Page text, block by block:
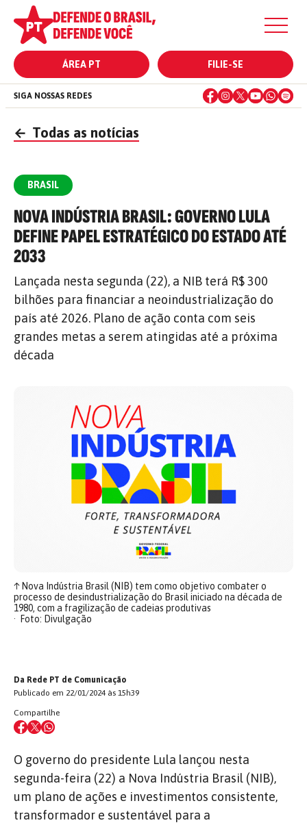
ÁREA PT FILIE-SE
SIGA NOSSAS REDES
← Todas as notícias
BRASIL
NOVA INDÚSTRIA BRASIL: GOVERNO LULA
DEFINE PAPEL ESTRATÉGICO DO ESTADO ATÉ
2033
Lançada nesta segunda (22), a NIB terá R$ 300
bilhões para financiar a neoindustrialização do
país até 2026. Plano de ação conta com seis
grandes metas a serem atingidas até a próxima
década
↑Nova Indústria Brasil (NIB) tem como objetivo combater o
processo de desindustrialização do Brasil iniciado na década de
1980, com a fragilização de cadeias produtivas
Foto: Divulgação
Da Rede PT de Comunicação
Publicado em 22/01/2024 às 15h39
Compartilhe
O governo do presidente Lula lançou nesta
segunda-feira (22) a Nova Indústria Brasil (NIB),
um plano de ações e investimentos consistente,
transformador e sustentável para a